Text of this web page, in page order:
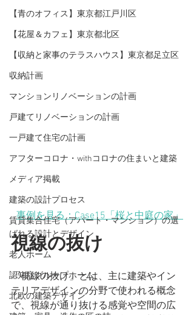
【青のオフィス】東京都江戸川区
【花屋＆カフェ】東京都北区
【収納と家事のテラスハウス】東京都足立区
収納計画
マンションリノベーションの計画
戸建てリノベーションの計画
一戸建て住宅の計画
アフターコロナ・withコロナの住まいと建築
メディア掲載
建築の設計プロセス
賃貸集合住宅（アパート・マンション）の選
ばれる設計とデザイン
老人ホーム
認知症グループホーム
北欧の建築デザイン
事例を見る：Case15「桜と中庭の家」
視線の抜け
「視線の抜け」とは、主に建築やイン
テリアデザインの分野で使われる概念
で、視線が通り抜ける感覚や空間の広